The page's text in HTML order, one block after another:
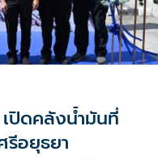
ปิดคลังน้ำมันที่
รีอยุธยา